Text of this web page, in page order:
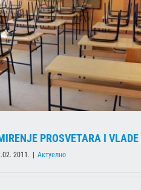
PROSVETARA I VLADE
2011. Актуелно